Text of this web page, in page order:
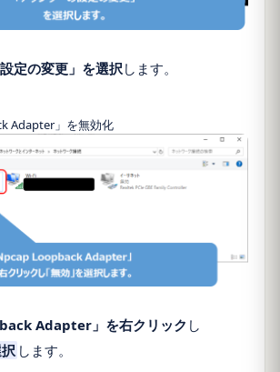
定の変更」を選択します。
Adapter」を無効化
Adapter」を右クリック し
します。